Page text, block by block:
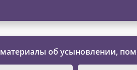
об усыновлении,